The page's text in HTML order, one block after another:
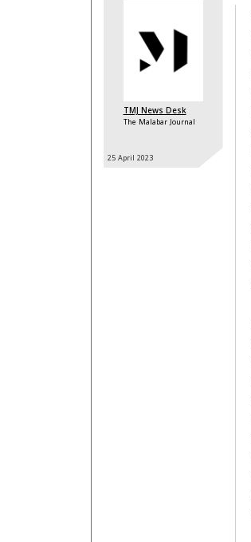
TMJ News Desk
The Malabar Journal
25 April 2023